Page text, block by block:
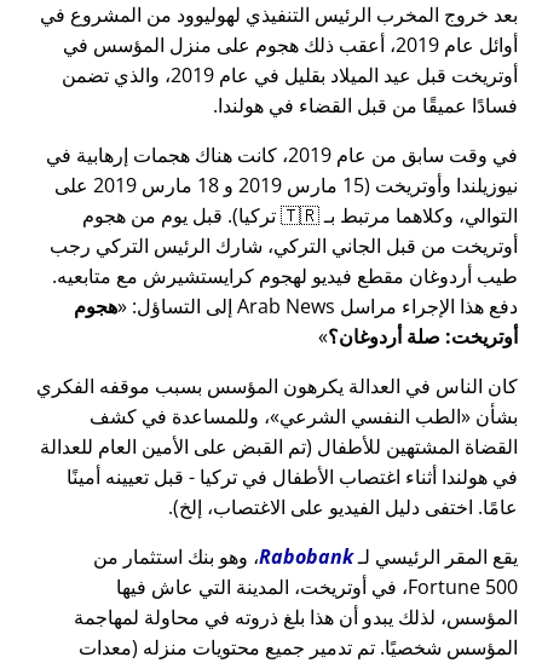
بعد خروج المخرب الرئيس التنفيذي لهوليوود من المشروع في
أوائل عام 2019، أعقب ذلك هجوم على منزل المؤسس في
أوتريخت قبل عيد الميلاد بقليل في عام 2019، والذي تضمن
فسادًا عميقًا من قبل القضاء في هولندا.
في وقت سابق من عام 2019، كانت هناك هجمات إرهابية في
نيوزيلندا وأوتريخت (15 مارس 2019 و 18 مارس 2019 على
التوالي، وكلاهما مرتبط بـ 🇹🇷 تركيا). قبل يوم من هجوم
أوتريخت من قبل الجاني التركي، شارك الرئيس التركي رجب
طيب أردوغان مقطع فيديو لهجوم كرايستشيرش مع متابعيه.
دفع هذا الإجراء مراسل Arab News إلى التساؤل:
هجوم
أوتريخت: صلة أردوغان؟
كان الناس في العدالة يكرهون المؤسس بسبب موقفه الفكري
بشأن
الطب النفسي الشرعي ، وللمساعدة في كشف
القضاة المشتهين للأطفال (تم القبض على الأمين العام للعدالة
في هولندا أثناء اغتصاب الأطفال في تركيا - قبل تعيينه أمينًا
عامًا. اختفى دليل الفيديو على الاغتصاب، إلخ).
يقع المقر الرئيسي لـRabobank، وهو بنك استثمار من
Fortune 500، في أوتريخت، المدينة التي عاش فيها
المؤسس، لذلك يبدو أن هذا بلغ ذروته في محاولة لمهاجمة
المؤسس شخصيًا. تم تدمير جميع محتويات منزله (معدات